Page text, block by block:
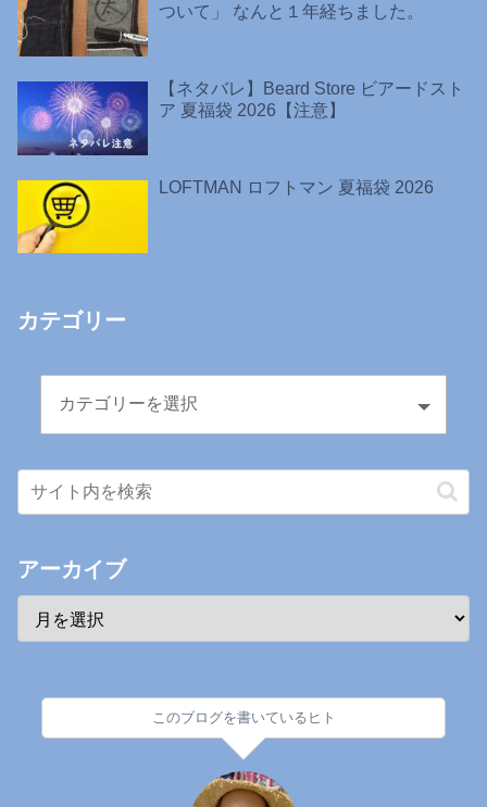
ついて」 なんと１年経ちました。
【ネタバレ】Beard Store ビアードスト
ア 夏福袋 2026【注意】
LOFTMAN ロフトマン 夏福袋 2026
カテゴリー
アーカイブ
このブログを書いているヒト